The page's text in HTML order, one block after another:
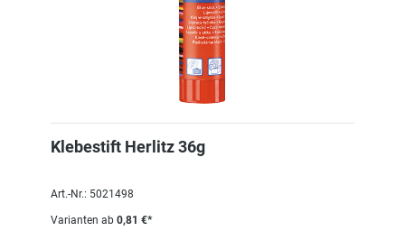
Klebestift Herlitz 36g
Art.-Nr.: 5021498
Varianten ab 0,81 €*